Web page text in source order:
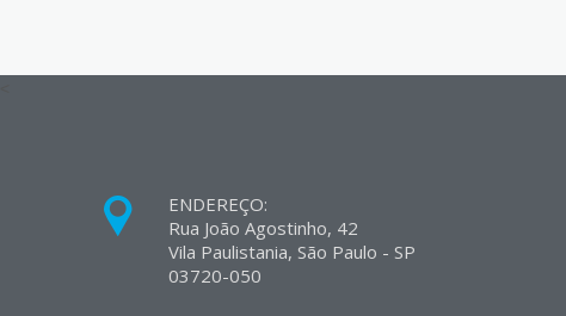
ENDEREÇO:
Rua João Agostinho, 42
Vila Paulistania, São Paulo - SP
03720-050